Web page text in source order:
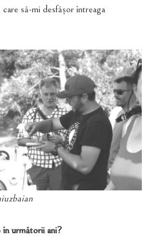
să-mi desfășor întreaga
în următorii ani?